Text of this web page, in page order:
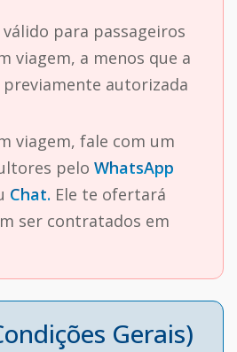
válido para passageiros
viagem, a menos que a
autorizada
viagem, fale com um
pelo WhatsApp
Chat. Ele te ofertará
ser contratados em
Gerais)